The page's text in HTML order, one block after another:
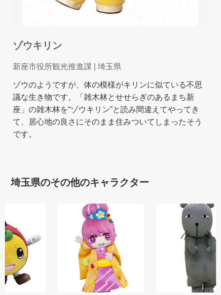
ゾウキリン
新座市役所観光推進課 | 埼玉県
ゾウのようですが、体の模様がキリンに似ている不思
議な生き物です。「雑木林とせせらぎのあるまち新
座」の雑木林を“ゾウキリン”と読み間違えてやってき
て、居心地の良さにそのまま住みついてしまったそう
です。
埼玉県のその他のキャラクター